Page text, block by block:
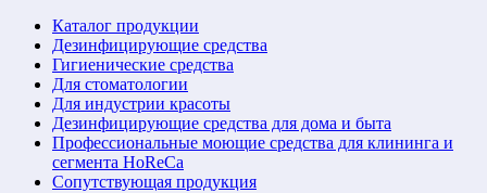
Каталог продукции
Дезинфицирующие средства
Гигиенические средства
Для стоматологии
Для индустрии красоты
Дезинфицирующие средства для дома и быта
Профессиональные моющие средства для клининга и
сегмента HoReCa
Сопутствующая продукция